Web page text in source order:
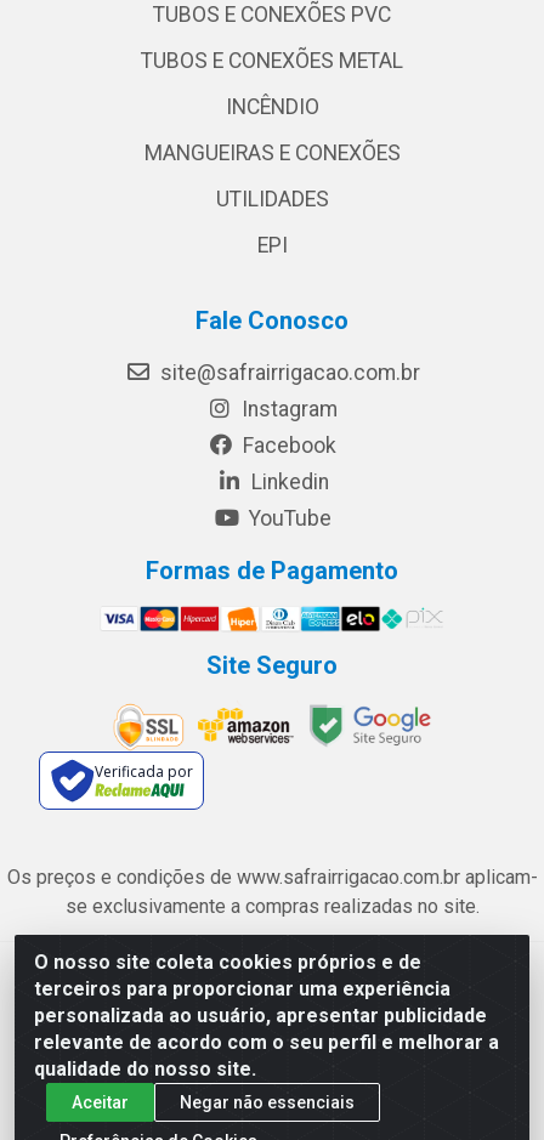
O nosso site coleta cookies próprios e de
terceiros para proporcionar uma experiência
personalizada ao usuário, apresentar publicidade
relevante de acordo com o seu perfil e melhorar a
qualidade do nosso site.
Aceitar
Negar não essenciais
TUBOS E CONEXÕES PVC
TUBOS E CONEXÕES METAL
INCÊNDIO
MANGUEIRAS E CONEXÕES
UTILIDADES
EPI
Fale Conosco
site@safrairrigacao.com.br
Instagram
Facebook
Linkedin
YouTube
Formas de Pagamento
Site Seguro
Verificada por
Os preços e condições de www.safrairrigacao.com.br aplicam-
se exclusivamente a compras realizadas no site.
Safra Agrícola e Pecuária LTDA - Avenida Castelo Branco, 5330 -
Esplanada dos Anicuns, Goiânia/GO - CEP 74.433-205 - CNPJ
06.315.490/0001-00